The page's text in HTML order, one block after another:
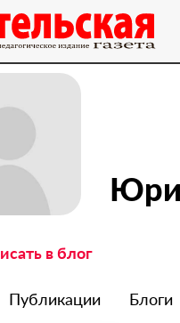
в блог
Публикации Блоги